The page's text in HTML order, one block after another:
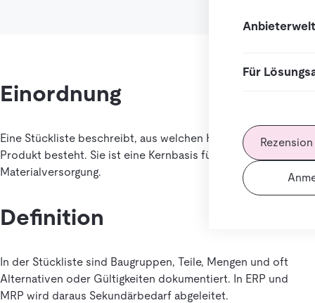
Anbieterwelt
Für
Einordnung
Eine Stückliste beschreibt, aus welchen Komponenten ein
Produkt besteht. Sie ist eine Kernbasis für Planung und
Materialversorgung.
Definition
In der Stückliste sind Baugruppen, Teile, Mengen und oft
Alternativen oder Gültigkeiten dokumentiert. In ERP und
MRP wird daraus Sekundärbedarf abgeleitet.